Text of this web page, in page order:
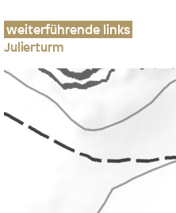
weiterführende links
Julierturm